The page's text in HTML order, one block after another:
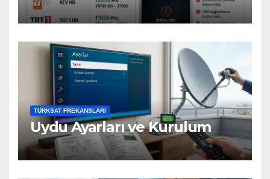
TÜRKSAT FREKANSLARI
Uydu Ayarları ve Kurulum